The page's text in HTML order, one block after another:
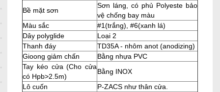
Bề mặt sơn
Sơn láng, có phủ Polyeste bảo
vệ chống bay màu
Màu sắc
#1(trắng), #6(xanh lá)
Dây polyglide
Loại 2
Thanh đáy
TD35A - nhôm anot (anodizing)
Gioong giảm chấn
Bằng nhựa PVC
Tay kéo cửa (Cho cửa
có Hpb>2.5m)
Bằng INOX
Lô cuốn
P-ZACS như thân cửa.